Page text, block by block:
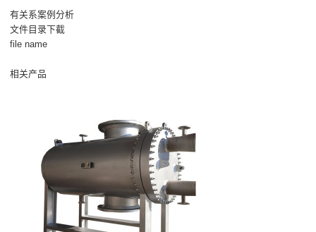
有关系案例分析
文件目录下截
file name
相关产品